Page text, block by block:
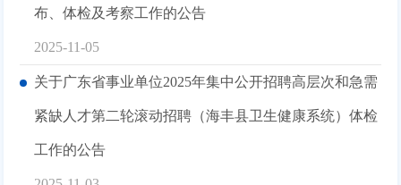
布、体检及考察工作的公告
2025-11-05
关于广东省事业单位2025年集中公开招聘高层次和急需
紧缺人才第二轮滚动招聘（海丰县卫生健康系统）体检
工作的公告